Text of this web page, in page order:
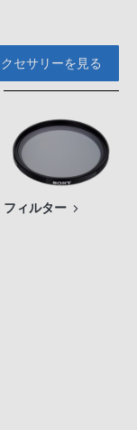
セサリーを見る
フィルター